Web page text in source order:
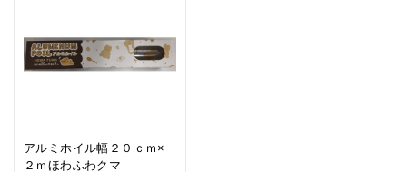
アルミホイル幅２０ｃｍ×
２ｍほわふわクマ